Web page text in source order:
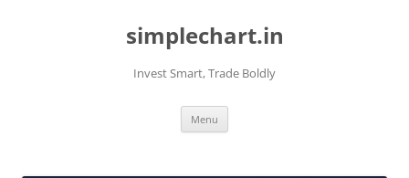
simplechart.in
Invest Smart, Trade Boldly
Menu